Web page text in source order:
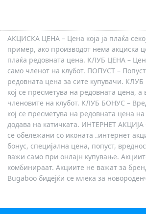
АКЦИСКА ЦЕНА – Цена која ја плаќа
пример, ако производот нема акциска
плаќа редовната цена. КЛУБ ЦЕНА –
само членот на клубот. ПОПУСТ –
редовната цена за сите купувачи.
кој се пресметува на редовната цена, а
членовите на клубот. КЛУБ БОНУС –
кој се пресметува на редовната цена
додава на катичката. ИНТЕРНЕТ АКЦИЈА
се обележани со иконата „интернет
бонус, специјална цена, попуст,
важи само при онлајн купување.
комбинираат. Акциите не важат за
Bugaboo бидејќи се млека за